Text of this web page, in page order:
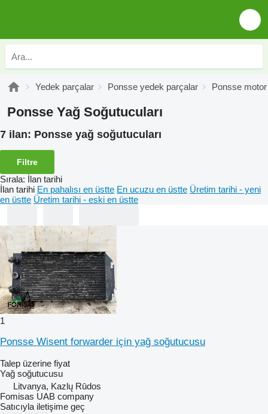
Yedek parçalar Ponsse yedek parçalar Ponsse motor
Ponsse Yağ Soğutucuları
7 ilan: Ponsse yağ soğutucuları
Filtre
Sırala: İlan tarihi
İlan tarihi En pahalısı en üstte En ucuzu en üstte Üretim tarihi - yeni
en üstte Üretim tarihi - eski en üstte
1
Ponsse Wisent forwarder için yağ soğutucusu
Talep üzerine fiyat
Yağ soğutucusu
Litvanya, Kazlų Rūdos
Fomisas UAB company
Satıcıyla iletişime geç